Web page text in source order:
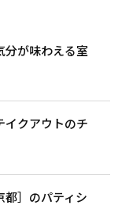
分が味わえる室
イクアウトのチ
都］のパティシ